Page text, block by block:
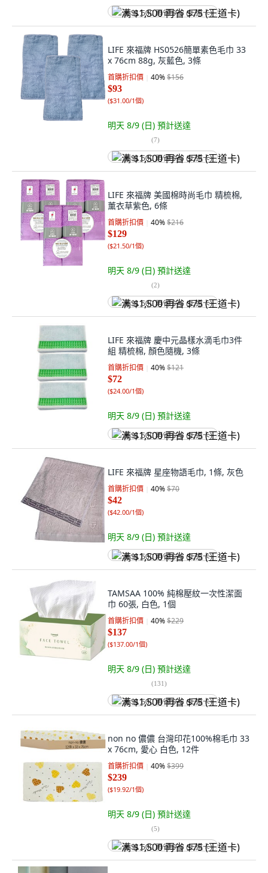
满 $1,500 再省 $75 (王道卡)
LIFE 來福牌 HS0526簡單素色毛巾 33
x 76cm 88g, 灰藍色, 3條
首購折扣價 40%$156
$93
($31.00/1個)
明天 8/9 (日) 預計送達
(7)
满 $1,500 再省 $75 (王道卡)
LIFE 來福牌 美國棉時尚毛巾 精梳棉,
薰衣草紫色, 6條
首購折扣價 40%$216
$129
($21.50/1個)
明天 8/9 (日) 預計送達
(2)
满 $1,500 再省 $75 (王道卡)
LIFE 來福牌 慶中元晶樣水滴毛巾3件
組 精梳棉, 顏色隨機, 3條
首購折扣價 40%$121
$72
($24.00/1個)
明天 8/9 (日) 預計送達
满 $1,500 再省 $75 (王道卡)
LIFE 來福牌 星座物語毛巾, 1條, 灰色
首購折扣價 40%$70
$42
($42.00/1個)
明天 8/9 (日) 預計送達
满 $1,500 再省 $75 (王道卡)
TAMSAA 100% 純棉壓紋一次性潔面
巾 60張, 白色, 1個
首購折扣價 40%$229
$137
($137.00/1個)
明天 8/9 (日) 預計送達
(131)
满 $1,500 再省 $75 (王道卡)
non no 儂儂 台灣印花100%棉毛巾 33
x 76cm, 愛心 白色, 12件
首購折扣價 40%$399
$239
($19.92/1個)
明天 8/9 (日) 預計送達
(5)
满 $1,500 再省 $75 (王道卡)